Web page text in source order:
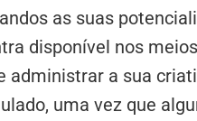
as suas
disponível nos
administrar a sua
uma vez que